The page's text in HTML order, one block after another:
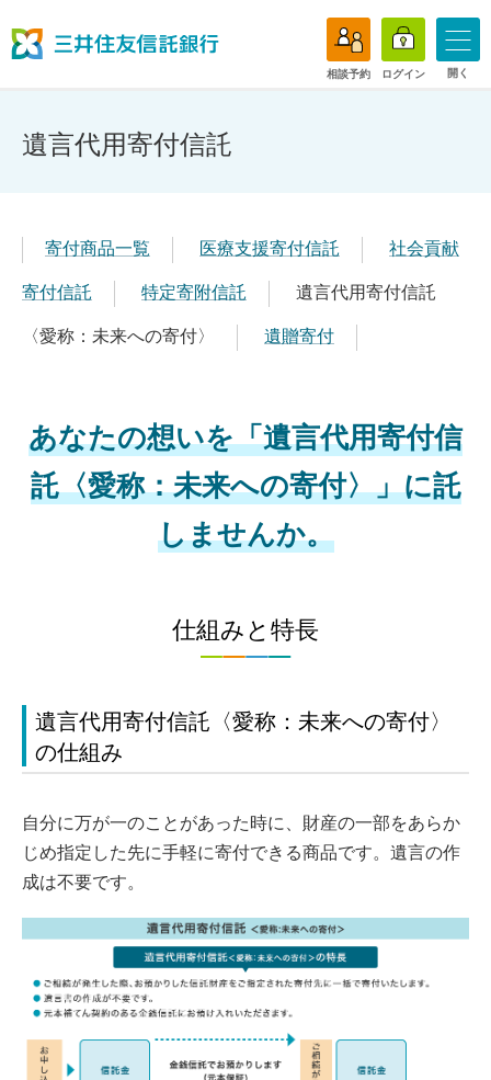
相談予約 ログイン 開く
遺言代用寄付信託
寄付商品一覧 医療支援寄付信託
社会貢献
寄付信託
特定寄附信託
遺言代用寄付信託
〈愛称：未来への寄付〉
遺贈寄付
あなたの想いを「遺言代用寄付信
託〈愛称：未来への寄付〉」に託
しませんか。
仕組みと特長
遺言代用寄付信託〈愛称：未来への寄付〉
の仕組み
自分に万が一のことがあった時に、財産の一部をあらか
じめ指定した先に手軽に寄付できる商品です。遺言の作
成は不要です。